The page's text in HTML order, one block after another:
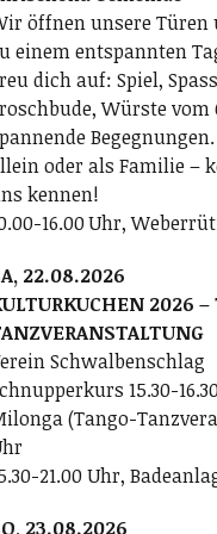
öffnen unsere Türen
einem entspannten
dich auf: Spiel,
Würste
oder als Familie –
kennen!
16.00 Uhr,
22.08.2026
2026 –
Schwalbenschlag
15.30-
(Tango-
21.00 Uhr,
23.08.2026